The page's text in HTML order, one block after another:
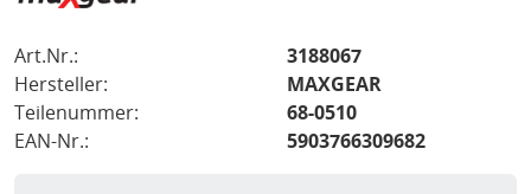
Art.Nr.:
3188067
Hersteller:
MAXGEAR
Teilenummer:
68-0510
EAN-Nr.:
5903766309682